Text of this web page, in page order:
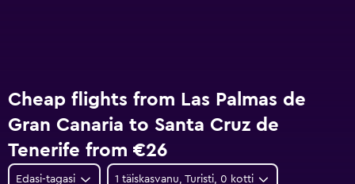
Cheap flights from Las Palmas de
Gran Canaria to Santa Cruz de
Tenerife from €26
Edasi-tagasi 1 täiskasvanu, Turisti, 0 kotti